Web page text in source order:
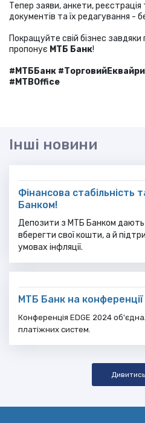
Тепер заяви, анкети, реєстрація
документів та їх редагування -
Покращуйте свій бізнес завдяки
пропонує МТБ Банк!
#МТББанк
#MTBOffice
Інші новини
Фінансова стабільність
Банком!
Депозити з МТБ Банком дають
вберегти свої кошти, а й
умовах інфляції.
МТБ Банк на конференції
Конференція EDGE 2024
платіжних систем.